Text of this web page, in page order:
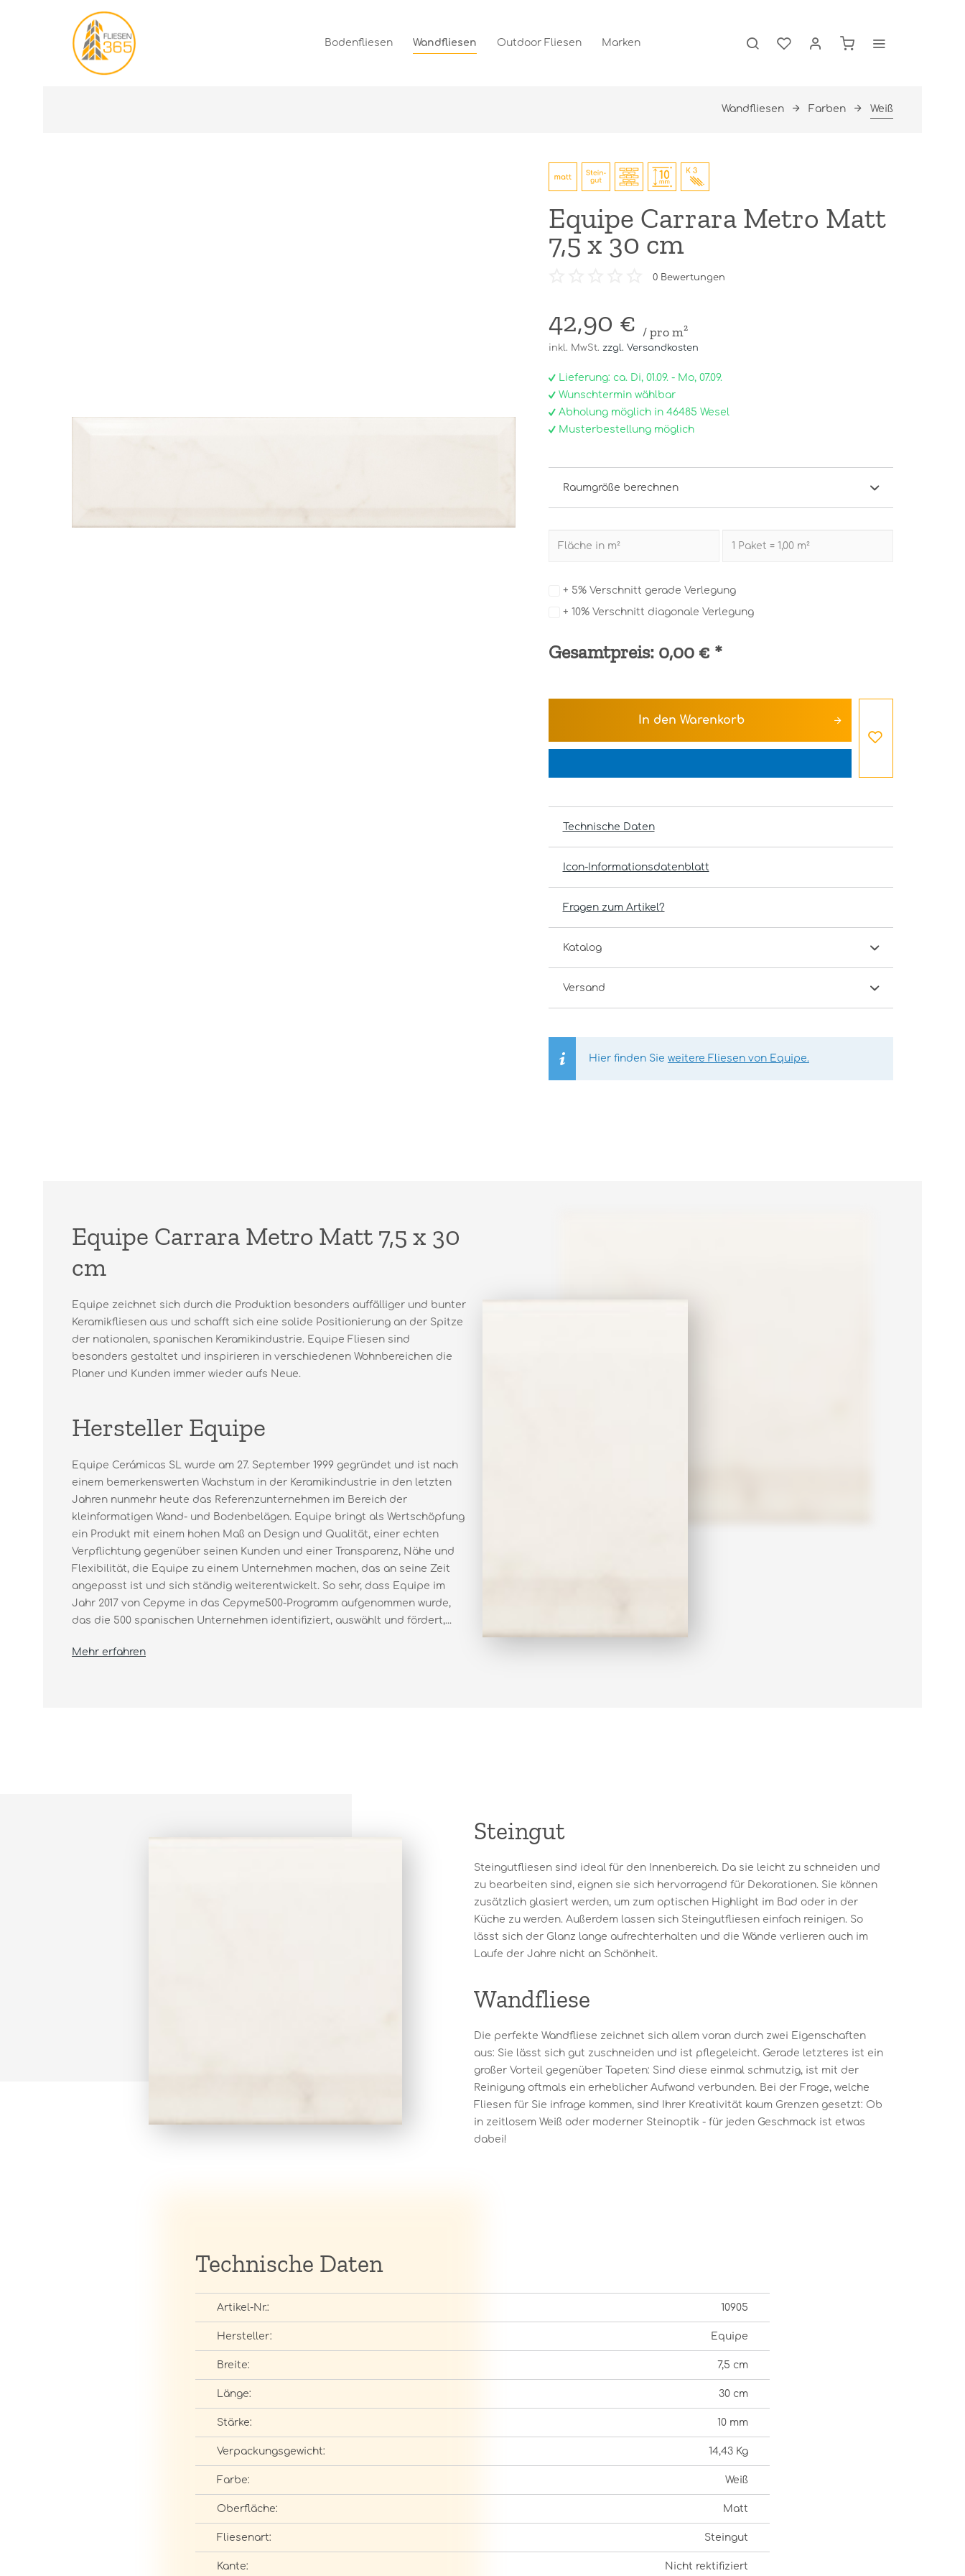
Bodenfliesen Wandfliesen Outdoor Fliesen Marken
Wandfliesen Farben Weiß
Equipe Carrara Metro Matt
7,5 x 30 cm
0Bewertungen
42,90 € / pro m²
inkl. MwSt. zzgl. Versandkosten
Lieferung: ca. Di, 01.09. - Mo, 07.09.
Wunschtermin wählbar
Abholung möglich in 46485 Wesel
Musterbestellung möglich
Raumgröße berechnen
+ 5% Verschnitt gerade Verlegung
+ 10% Verschnitt diagonale Verlegung
Gesamtpreis: 0,00 € *
In den Warenkorb
Technische Daten
Icon-Informationsdatenblatt
Fragen zum Artikel?
Katalog
Versand
Hier finden Sie weitere Fliesen von Equipe.
Equipe Carrara Metro Matt 7,5 x 30
cm
Equipe zeichnet sich durch die Produktion besonders auffälliger und bunter
Keramikfliesen aus und schafft sich eine solide Positionierung an der Spitze
der nationalen, spanischen Keramikindustrie. Equipe Fliesen sind
besonders gestaltet und inspirieren in verschiedenen Wohnbereichen die
Planer und Kunden immer wieder aufs Neue.
Hersteller Equipe
Equipe Cerámicas SL wurde am 27. September 1999 gegründet und ist nach
einem bemerkenswerten Wachstum in der Keramikindustrie in den letzten
Jahren nunmehr heute das Referenzunternehmen im Bereich der
kleinformatigen Wand- und Bodenbelägen. Equipe bringt als Wertschöpfung
ein Produkt mit einem hohen Maß an Design und Qualität, einer echten
Verpflichtung gegenüber seinen Kunden und einer Transparenz, Nähe und
Flexibilität, die Equipe zu einem Unternehmen machen, das an seine Zeit
angepasst ist und sich ständig weiterentwickelt. So sehr, dass Equipe im
Jahr 2017 von Cepyme in das Cepyme500-Programm aufgenommen wurde,
das die 500 spanischen Unternehmen identifiziert, auswählt und fördert,...
Mehr erfahren
Steingut
Steingutfliesen sind ideal für den Innenbereich. Da sie leicht zu schneiden und
zu bearbeiten sind, eignen sie sich hervorragend für Dekorationen. Sie können
zusätzlich glasiert werden, um zum optischen Highlight im Bad oder in der
Küche zu werden. Außerdem lassen sich Steingutfliesen einfach reinigen. So
lässt sich der Glanz lange aufrechterhalten und die Wände verlieren auch im
Laufe der Jahre nicht an Schönheit.
Wandfliese
Die perfekte Wandfliese zeichnet sich allem voran durch zwei Eigenschaften
aus: Sie lässt sich gut zuschneiden und ist pflegeleicht. Gerade letzteres ist ein
großer Vorteil gegenüber Tapeten: Sind diese einmal schmutzig, ist mit der
Reinigung oftmals ein erheblicher Aufwand verbunden. Bei der Frage, welche
Fliesen für Sie infrage kommen, sind Ihrer Kreativität kaum Grenzen gesetzt: Ob
in zeitlosem Weiß oder moderner Steinoptik - für jeden Geschmack ist etwas
dabei!
Technische Daten
Artikel-Nr.: 10905
Hersteller: Equipe
Breite: 7,5 cm
Länge: 30 cm
Stärke: 10 mm
Verpackungsgewicht: 14,43 Kg
Farbe: Weiß
Oberfläche: Matt
Fliesenart: Steingut
Kante: Nicht rektifiziert